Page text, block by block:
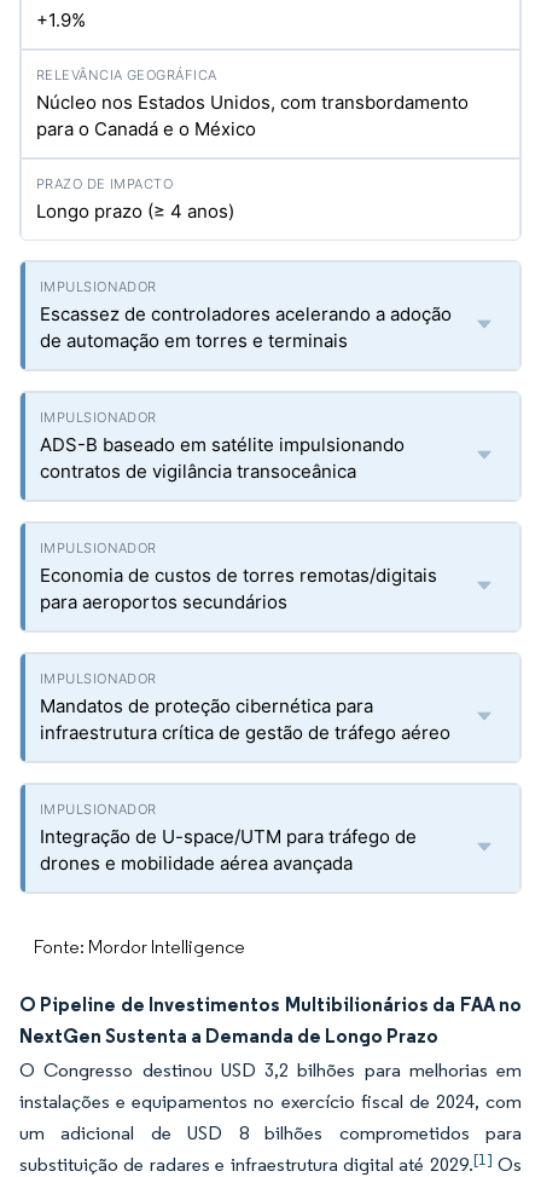
+1.9%
Núcleo nos Estados Unidos, com transbordamento
para o Canadá e o México
Longo prazo (≥ 4 anos)
Escassez de controladores acelerando a adoção
de automação em torres e terminais
ADS-B baseado em satélite impulsionando
contratos de vigilância transoceânica
Economia de custos de torres remotas/digitais
para aeroportos secundários
Mandatos de proteção cibernética para
infraestrutura crítica de gestão de tráfego aéreo
Integração de U-space/UTM para tráfego de
drones e mobilidade aérea avançada
Fonte: Mordor Intelligence
O Pipeline de Investimentos Multibilionários da FAA no
NextGen Sustenta a Demanda de Longo Prazo
O Congresso destinou USD 3,2 bilhões para melhorias em
instalações e equipamentos no exercício fiscal de 2024, com
um adicional de USD 8 bilhões comprometidos para
substituição de radares e infraestrutura digital até 2029.[1] Os